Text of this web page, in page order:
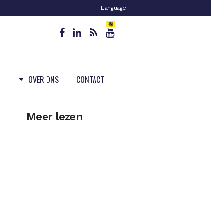
Language:
OVER ONS CONTACT
Meer lezen